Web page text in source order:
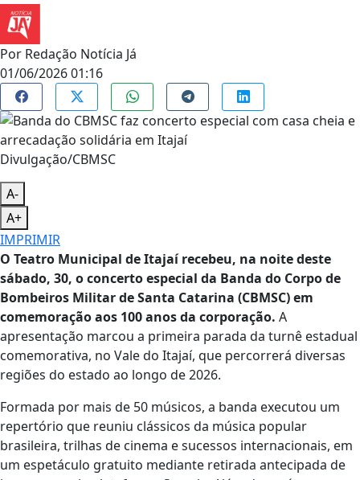
Por Redação Notícia Já
01/06/2026 01:16
Divulgação/CBMSC
A-
A+
IMPRIMIR
O Teatro Municipal de Itajaí recebeu, na noite deste
sábado, 30, o concerto especial da Banda do Corpo de
Bombeiros Militar de Santa Catarina (CBMSC) em
comemoração aos 100 anos da corporação. A
apresentação marcou a primeira parada da turnê estadual
comemorativa, no Vale do Itajaí, que percorrerá diversas
regiões do estado ao longo de 2026.
Formada por mais de 50 músicos, a banda executou um
repertório que reuniu clássicos da música popular
brasileira, trilhas de cinema e sucessos internacionais, em
um espetáculo gratuito mediante retirada antecipada de